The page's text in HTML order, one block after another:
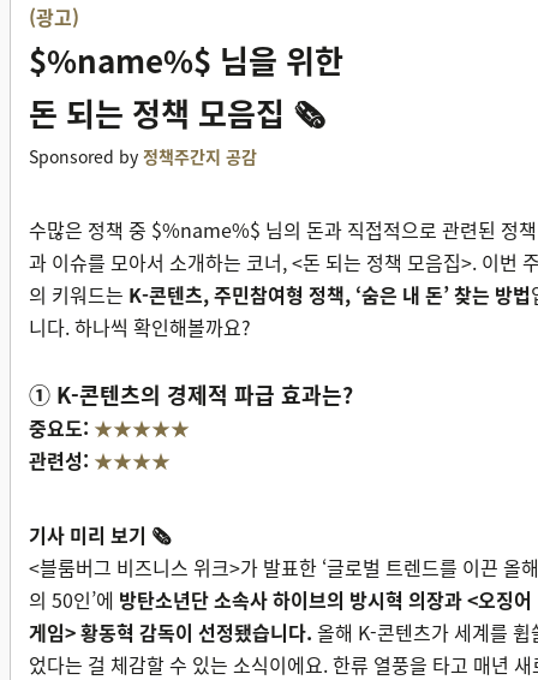
(광고)
$%name%$ 님을 위한
돈 되는 정책 모음집 🗞
Sponsored by 정책주간지 공감
수많은 정책 중 $%name%$ 님의 돈과 직접적으로 관련된 정책
과 이슈를 모아서 소개하는 코너, <돈 되는 정책 모음집>. 이번
의 키워드는 K-콘텐츠, 주민참여형 정책, ‘숨은 내 돈’ 찾는 방법
니다. 하나씩 확인해볼까요?
① K-콘텐츠의 경제적 파급 효과는?
중요도: ★★★★★
관련성: ★★★★
기사 미리 보기 🗞
<블룸버그 비즈니스 위크>가 발표한 ‘글로벌 트렌드를 이끈 올해
의 50인’에 방탄소년단 소속사 하이브의 방시혁 의장과 <오징어
게임> 황동혁 감독이 선정됐습니다. 올해 K-콘텐츠가 세계를 휩
었다는 걸 체감할 수 있는 소식이에요. 한류 열풍을 타고 매년 새